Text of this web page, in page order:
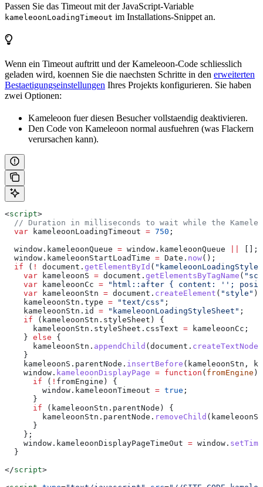
Passen Sie das Timeout mit der JavaScript-Variable
kameleoonLoadingTimeout im Installations-Snippet an.
Wenn ein Timeout auftritt und der Kameleoon-Code schliesslich
geladen wird, koennen Sie die naechsten Schritte in den erweiterten
Bestaetigungseinstellungen Ihres Projekts konfigurieren. Sie haben
zwei Optionen:
Kameleoon fuer diesen Besucher vollstaendig deaktivieren.
Den Code von Kameleoon normal ausfuehren (was Flackern
verursachen kann).
<script>
// Duration in milliseconds to wait while the
  var
kameleoonLoadingTimeout = 750 ;
  window
. kameleoonQueue = window . kameleoonQueue
[];
  window
. kameleoonStartLoadTime = Date . now();
  if
( ! document . getElementById (
    var
kameleoonS = document . getElementsByTagName (
    var
kameleoonCc = "html::after { content: '';
    var
kameleoonStn = document . createElement ( "style" );
    kameleoonStn
. type = "text/css" ;
    kameleoonStn
. id = "kameleoonLoadingStyleSheet" ;
    if
( kameleoonStn . styleSheet ) {
      kameleoonStn
. styleSheet . cssText = kameleoonCc ;
    }
else {
      kameleoonStn
. appendChild ( document . createTextNode
    }
    kameleoonS
. parentNode . insertBefore ( kameleoonStn ,
    window
. kameleoonDisplayPage = function ( fromEngine )
      if
( ! fromEngine ) {
        window
. kameleoonTimeout = true ;
      }
      if
( kameleoonStn . parentNode ) {
        kameleoonStn
. parentNode . removeChild (
      }
    };
    window
. kameleoonDisplayPageTimeOut = window .
  }
</script>